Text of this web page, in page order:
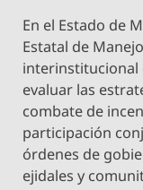
En el Estado de
Estatal de
interinstitucional
evaluar las
combate de
participación
órdenes de
ejidales y